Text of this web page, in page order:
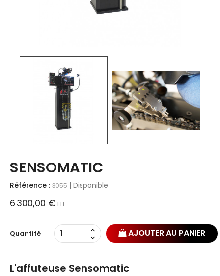
SENSOMATIC
Référence : 3055 | Disponible
6 300,00 € HT
Quantité AJOUTER AU PANIER
L'affuteuse Sensomatic